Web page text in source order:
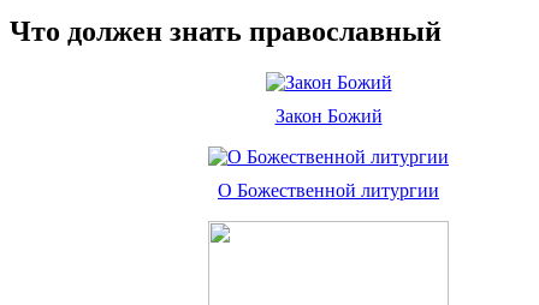
Что должен знать православный
Закон Божий
О Божественной литургии